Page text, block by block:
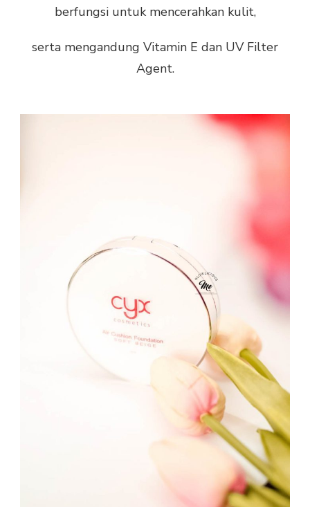
berfungsi untuk mencerahkan kulit,
serta mengandung Vitamin E dan UV Filter
Agent.